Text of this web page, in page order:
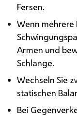
Fersen.
Wenn mehrere
Armen und
Schlange.
Wechseln Sie
statischen
Bei